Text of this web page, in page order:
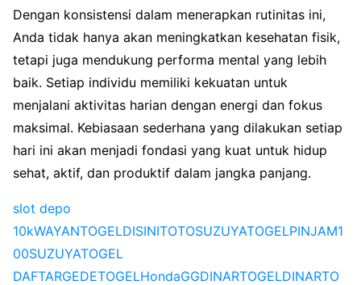
Dengan konsistensi dalam menerapkan rutinitas ini,
Anda tidak hanya akan meningkatkan kesehatan fisik,
tetapi juga mendukung performa mental yang lebih
baik. Setiap individu memiliki kekuatan untuk
menjalani aktivitas harian dengan energi dan fokus
maksimal. Kebiasaan sederhana yang dilakukan setiap
hari ini akan menjadi fondasi yang kuat untuk hidup
sehat, aktif, dan produktif dalam jangka panjang.
slot depo
10kWAYANTOGELDISINITOTOSUZUYATOGELPINJAM1
00SUZUYATOGEL
DAFTARGEDETOGELHondaGGDINARTOGELDINARTO